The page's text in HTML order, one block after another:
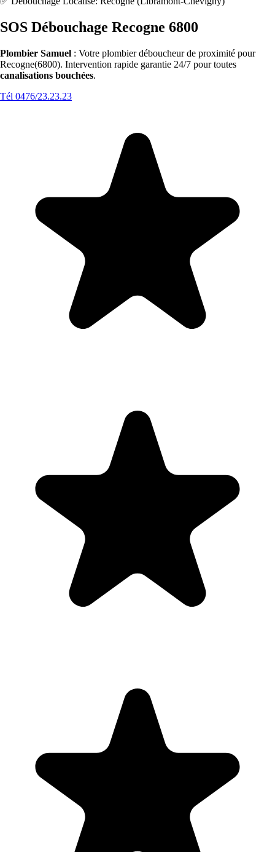
SOS Débouchage Recogne 6800
Plombier Samuel : Votre plombier déboucheur de proximité pour
Recogne(6800). Intervention rapide garantie 24/7 pour toutes
canalisations bouchées.
Tél 0476/23.23.23